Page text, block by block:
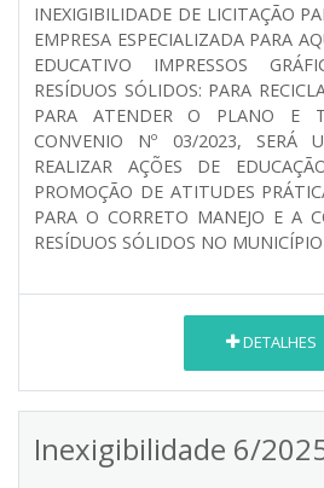
INEXIGIBILIDADE DE LICITAÇÃO
EMPRESA ESPECIALIZADA PARA
EDUCATIVO IMPRESSOS
RESÍDUOS SÓLIDOS: PARA
PARA ATENDER O PLANO E
CONVENIO Nº 03/2023, SERÁ
REALIZAR AÇÕES DE
PROMOÇÃO DE ATITUDES
PARA O CORRETO MANEJO E A
RESÍDUOS SÓLIDOS NO
DETALHES
Inexigibilidade 6/